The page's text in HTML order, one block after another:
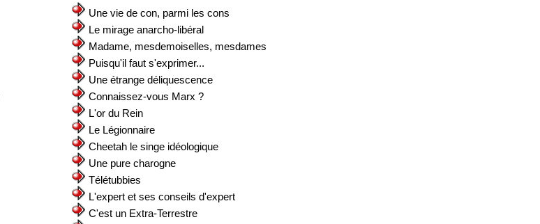
Une vie de con, parmi les cons
Le mirage anarcho-libéral
Madame, mesdemoiselles, mesdames
Puisqu'il faut s'exprimer...
Une étrange déliquescence
Connaissez-vous Marx ?
L'or du Rein
Le Légionnaire
Cheetah le singe idéologique
Une pure charogne
Télétubbies
L'expert et ses conseils d'expert
C'est un Extra-Terrestre